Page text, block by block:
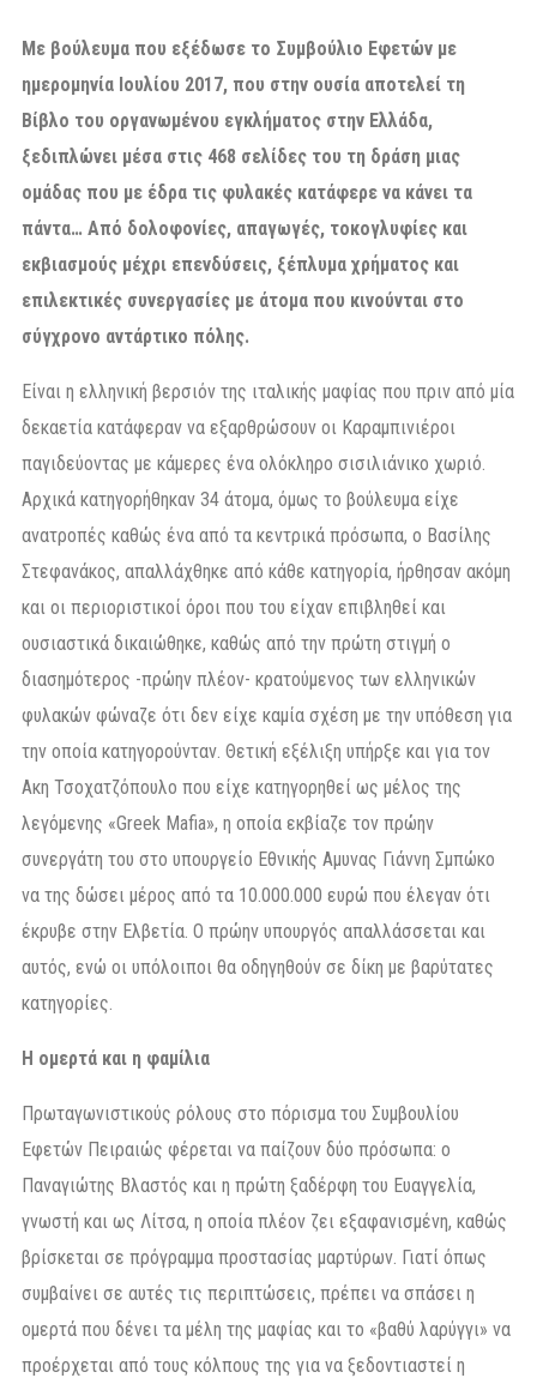
Με βούλευμα που εξέδωσε το Συμβούλιο Εφετών με
ημερομηνία Ιουλίου 2017, που στην ουσία αποτελεί τη
Βίβλο του οργανωμένου εγκλήματος στην Ελλάδα,
ξεδιπλώνει μέσα στις 468 σελίδες του τη δράση μιας
ομάδας που με έδρα τις φυλακές κατάφερε να κάνει τα
πάντα… Από δολοφονίες, απαγωγές, τοκογλυφίες και
εκβιασμούς μέχρι επενδύσεις, ξέπλυμα χρήματος και
επιλεκτικές συνεργασίες με άτομα που κινούνται στο
σύγχρονο αντάρτικο πόλης.
Είναι η ελληνική βερσιόν της ιταλικής μαφίας που πριν από μία
δεκαετία κατάφεραν να εξαρθρώσουν οι Καραμπινιέροι
παγιδεύοντας με κάμερες ένα ολόκληρο σισιλιάνικο χωριό.
Αρχικά κατηγορήθηκαν 34 άτομα, όμως το βούλευμα είχε
ανατροπές καθώς ένα από τα κεντρικά πρόσωπα, ο Βασίλης
Στεφανάκος, απαλλάχθηκε από κάθε κατηγορία, ήρθησαν ακόμη
και οι περιοριστικοί όροι που του είχαν επιβληθεί και
ουσιαστικά δικαιώθηκε, καθώς από την πρώτη στιγμή ο
διασημότερος -πρώην πλέον- κρατούμενος των ελληνικών
φυλακών φώναζε ότι δεν είχε καμία σχέση με την υπόθεση για
την οποία κατηγορούνταν. Θετική εξέλιξη υπήρξε και για τον
Ακη Τσοχατζόπουλο που είχε κατηγορηθεί ως μέλος της
λεγόμενης «Greek Mafia», η οποία εκβίαζε τον πρώην
συνεργάτη του στο υπουργείο Εθνικής Αμυνας Γιάννη Σμπώκο
να της δώσει μέρος από τα 10.000.000 ευρώ που έλεγαν ότι
έκρυβε στην Ελβετία. Ο πρώην υπουργός απαλλάσσεται και
αυτός, ενώ οι υπόλοιποι θα οδηγηθούν σε δίκη με βαρύτατες
κατηγορίες.
Η ομερτά και η φαμίλια
Πρωταγωνιστικούς ρόλους στο πόρισμα του Συμβουλίου
Εφετών Πειραιώς φέρεται να παίζουν δύο πρόσωπα: ο
Παναγιώτης Βλαστός και η πρώτη ξαδέρφη του Ευαγγελία,
γνωστή και ως Λίτσα, η οποία πλέον ζει εξαφανισμένη, καθώς
βρίσκεται σε πρόγραμμα προστασίας μαρτύρων. Γιατί όπως
συμβαίνει σε αυτές τις περιπτώσεις, πρέπει να σπάσει η
ομερτά που δένει τα μέλη της μαφίας και το «βαθύ λαρύγγι» να
προέρχεται από τους κόλπους της για να ξεδοντιαστεί η